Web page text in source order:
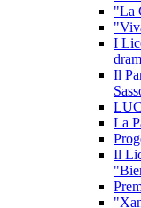
"La
I
Il
La
Il